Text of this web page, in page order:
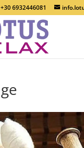
6932446081